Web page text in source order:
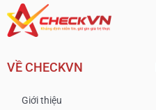
VỀ CHECKVN
Giới thiệu